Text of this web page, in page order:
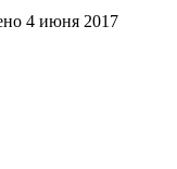
4 июня 2017